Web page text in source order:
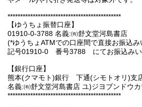
*********************************************
【ゆうちょ振替口座】
01910-0-3788 名義:㈲舒文堂河島書店
(*ゆうちょATMでの口座間で直接お振込み
記号01910-0 番号3788 にてお振込みい
【銀行口座】
熊本(クマモト)銀行 下通(シモトオリ)
名義:㈲舒文堂河島書店 ユ)ジヨブンドウ
*********************************************